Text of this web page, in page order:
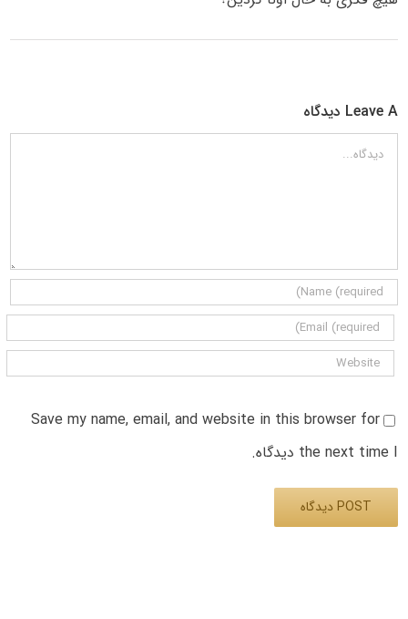
Leave A دیدگاه
دیدگاه
Save my name, email, and website in this browser for
the next time I دیدگاه.